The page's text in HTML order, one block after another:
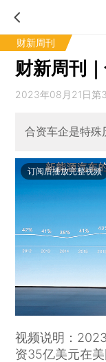
财新周刊
财新周刊
2023年08月21日第
合资车企是特殊
订阅后播放完整视频
视频说明：
资35亿美元在